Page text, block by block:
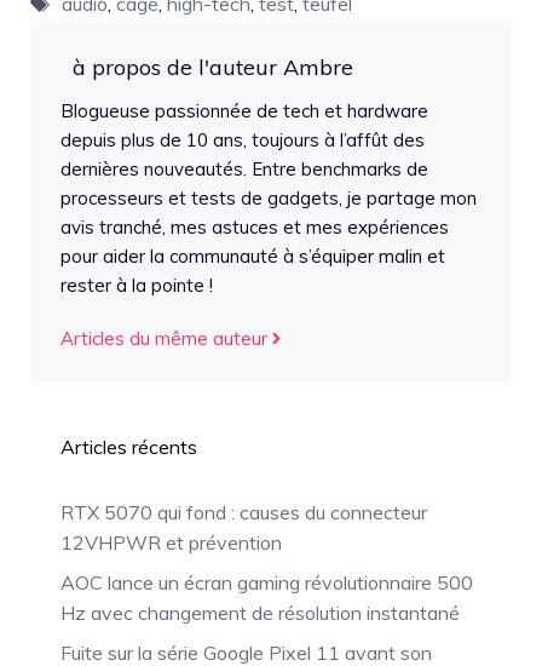
à propos de l'auteur Ambre
Blogueuse passionnée de tech et hardware
depuis plus de 10 ans, toujours à l’affût des
dernières nouveautés. Entre benchmarks de
processeurs et tests de gadgets, je partage mon
avis tranché, mes astuces et mes expériences
pour aider la communauté à s’équiper malin et
rester à la pointe !
Articles du même auteur
Articles récents
RTX 5070 qui fond : causes du connecteur
12VHPWR et prévention
AOC lance un écran gaming révolutionnaire 500
Hz avec changement de résolution instantané
Fuite sur la série Google Pixel 11 avant son